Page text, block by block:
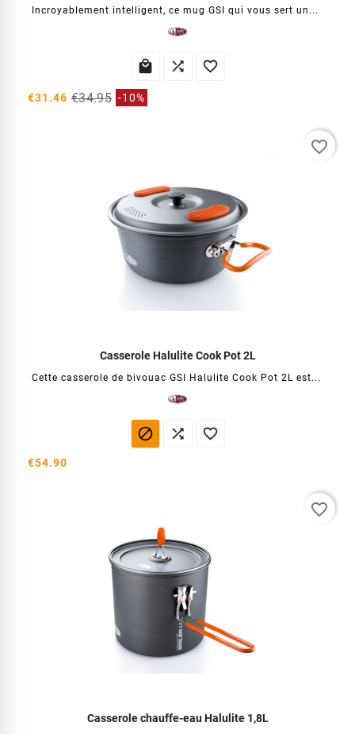
Incroyablement intelligent, ce mug GSI qui vous sert un...
  
€31.46 €34.95 -10%
Casserole Halulite Cook Pot 2L
Cette casserole de bivouac GSI Halulite Cook Pot 2L est...
  
€54.90
favorite_border
Casserole chauffe-eau Halulite 1,8L
favorite_border